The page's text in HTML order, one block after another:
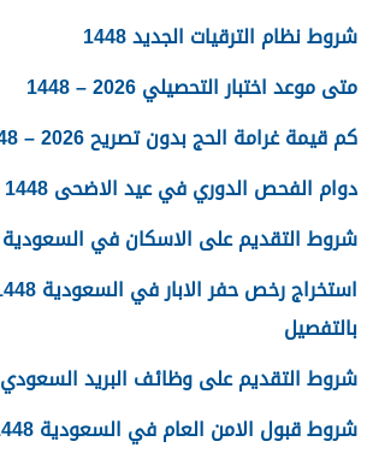
شروط نظام الترقيات الجديد 1448
متى موعد اختبار التحصيلي 2026 – 1448
كم قيمة غرامة الحج بدون تصريح 2026 – 1448
دوام الفحص الدوري في عيد الاضحى 1448
شروط التقديم على الاسكان في السعودية 1448
بالتفصيل
شروط التقديم على وظائف البريد السعودي 1448
شروط قبول الامن العام في السعودية 1448